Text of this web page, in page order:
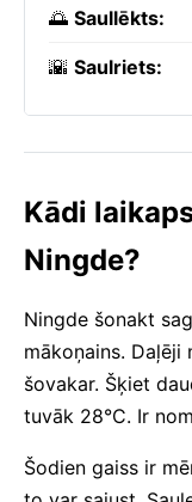
🌅 Saullēkts:
🌇 Saulriets:
Kādi
Ningde?
Ningde šonakt
mākoņains. Daļēji
šovakar. Šķiet
tuvāk 28°C. Ir
Šodien gaiss ir